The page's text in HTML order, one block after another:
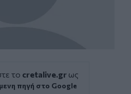
το cretalive.gr ως
πηγή στο Google